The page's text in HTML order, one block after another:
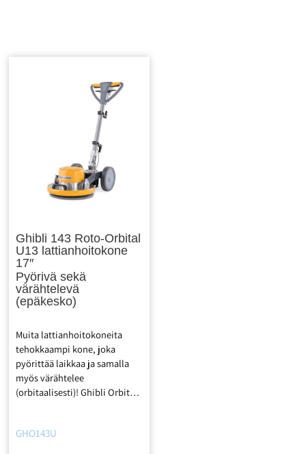
Ghibli 143 Roto-Orbital
U13 lattianhoitokone
17″
Pyörivä sekä
värähtelevä
(epäkesko)
Muita lattianhoitokoneita
tehokkaampi kone, joka
pyörittää laikkaa ja samalla
myös värähtelee
(orbitaalisesti)! Ghibli Orbital
lattianhoitokone. Kone
GHO143U